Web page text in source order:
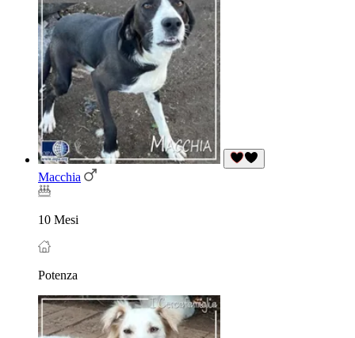
Macchia
10 Mesi
Potenza